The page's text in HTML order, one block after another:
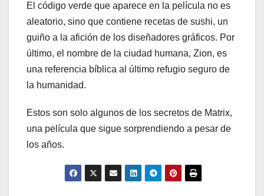
El código verde que aparece en la película no es
aleatorio, sino que contiene recetas de sushi, un
guiño a la afición de los diseñadores gráficos. Por
último, el nombre de la ciudad humana, Zion, es
una referencia bíblica al último refugio seguro de
la humanidad.
Estos son solo algunos de los secretos de Matrix,
una película que sigue sorprendiendo a pesar de
los años.